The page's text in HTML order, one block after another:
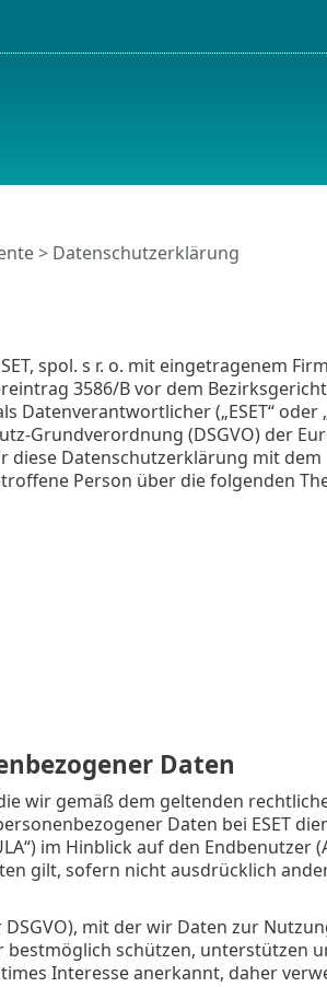
> Datenschutzerklärung
spol. s r. o. mit eingetragenem
3586/B vor dem
(„ESET“ oder
Grundverordnung (DSGVO) der
diese Datenschutzerklärung mit dem
Person über die folgenden
Daten
wir gemäß dem geltenden
Daten bei ESET
im Hinblick auf den Endbenutzer
gilt, sofern nicht ausdrücklich
mit der wir Daten zur
schützen, unterstützen
Interesse anerkannt, daher